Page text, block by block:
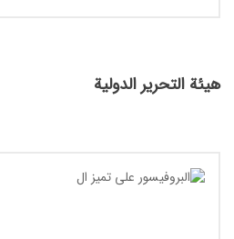
هيئة التحرير الدولية